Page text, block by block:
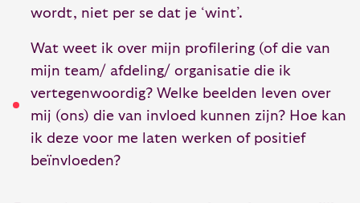
wordt, niet per se dat je ‘wint’.
Wat weet ik over mijn profilering (of die van
mijn team/ afdeling/ organisatie die ik
vertegenwoordig? Welke beelden leven over
mij (ons) die van invloed kunnen zijn? Hoe kan
ik deze voor me laten werken of positief
beïnvloeden?